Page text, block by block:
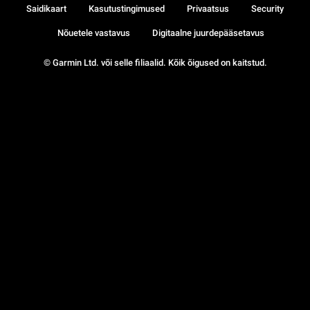
© Garmin Ltd. või selle filiaalid. Kõik õigused on kaitstud.
Saidikaart Kasutustingimused Privaatsus Security
Nõuetele vastavus Digitaalne juurdepääsetavus